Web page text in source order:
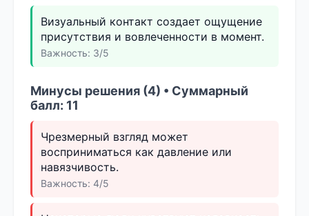
Визуальный контакт создает ощущение
присутствия и вовлеченности в момент.
Важность: 3/5
Минусы решения (4) • Суммарный
балл: 11
Чрезмерный взгляд может
восприниматься как давление или
навязчивость.
Важность: 4/5